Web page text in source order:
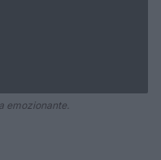
emozionante.